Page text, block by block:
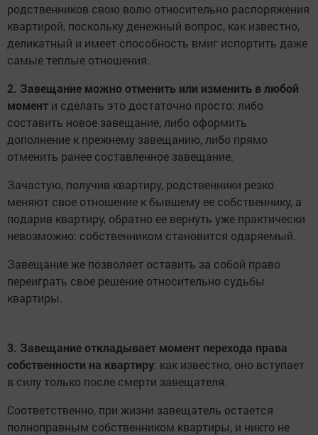
родственников свою волю относительно распоряжения
квартирой, поскольку денежный вопрос, как известно,
деликатный и имеет способность вмиг испортить даже
самые теплые отношения.
2. Завещание можно отменить или изменить в любой
момент и сделать это достаточно просто: либо
составить новое завещание, либо оформить
дополнение к прежнему завещанию, либо прямо
отменить ранее составленное завещание.
Зачастую, получив квартиру, родственники резко
меняют свое отношение к бывшему ее собственнику, а
подарив квартиру, обратно ее вернуть уже практически
невозможно: собственником становится одаряемый.
Завещание же позволяет оставить за собой право
переиграть свое решение относительно судьбы
квартиры.
3. Завещание откладывает момент перехода права
собственности на квартиру: как известно, оно вступает
в силу только после смерти завещателя.
Соответственно, при жизни завещатель остается
полноправным собственником квартиры, и никто не